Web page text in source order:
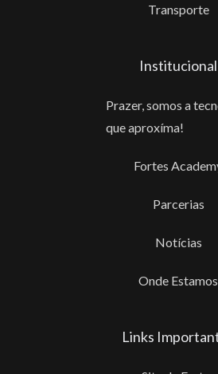
Transporte
Institucional
Prazer, somos a
que aproxíma!
Fortes
Parcerias
Notícias
Onde Estamos
Links